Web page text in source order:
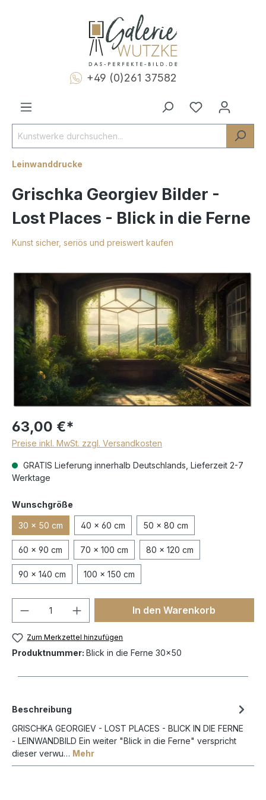
+49 (0)261 37582
Leinwanddrucke
Grischka Georgiev Bilder -
Lost Places - Blick in die Ferne
Kunst sicher, seriös und preiswert kaufen
63,00 €*
Preise inkl. MwSt. zzgl. Versandkosten
GRATIS Lieferung innerhalb Deutschlands, Lieferzeit 2-7
Werktage
Wunschgröße
30 x 50 cm 40 x 60 cm 50 x 80 cm
60 x 90 cm 70 x 100 cm 80 x 120 cm
90 x 140 cm 100 x 150 cm
In den Warenkorb
Zum Merkzettel hinzufügen
Produktnummer: Blick in die Ferne 30x50
Beschreibung
GRISCHKA GEORGIEV - LOST PLACES - BLICK IN DIE FERNE
- LEINWANDBILD Ein weiter "Blick in die Ferne" verspricht
dieser verwu… Mehr